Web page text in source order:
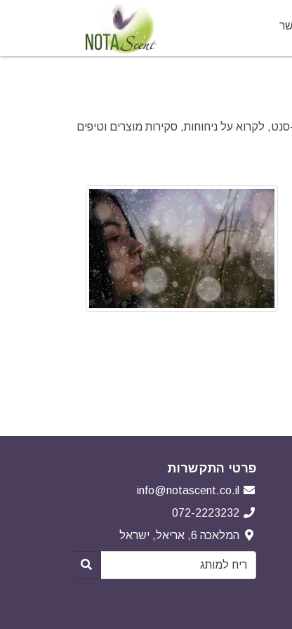
לקרוא על ניחוחות, סקירות מוצרים וטיפים
פרטי התקשרות
info@notascent.co.il
072-2223232
המלאכה 6, אריאל, ישראל